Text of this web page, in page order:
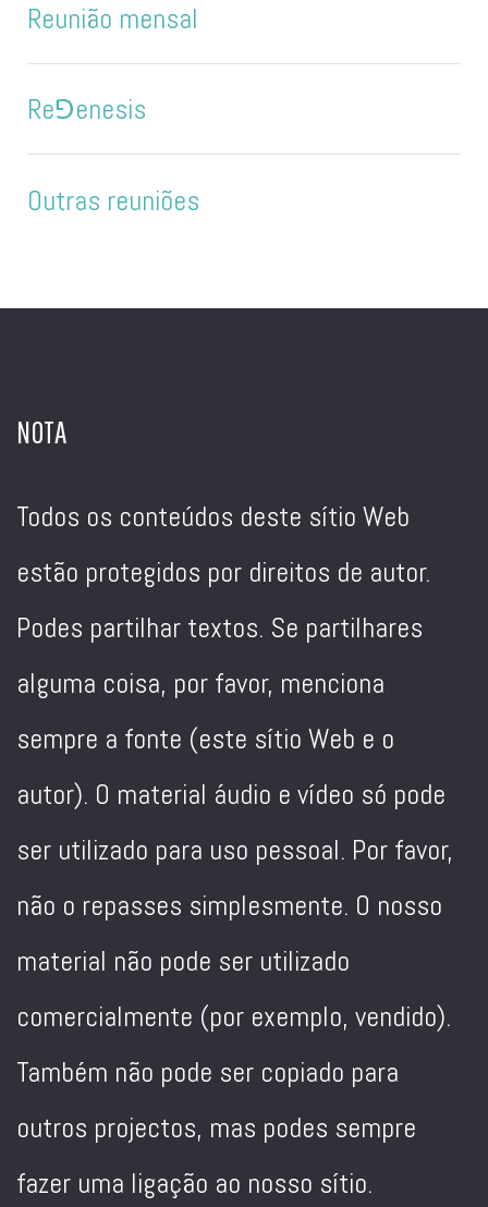
Reunião mensal
Re⅁enesis
Outras reuniões
NOTA
Todos os conteúdos deste sítio Web
estão protegidos por direitos de autor.
Podes partilhar textos. Se partilhares
alguma coisa, por favor, menciona
sempre a fonte (este sítio Web e o
autor). O material áudio e vídeo só pode
ser utilizado para uso pessoal. Por favor,
não o repasses simplesmente. O nosso
material não pode ser utilizado
comercialmente (por exemplo, vendido).
Também não pode ser copiado para
outros projectos, mas podes sempre
fazer uma ligação ao nosso sítio.